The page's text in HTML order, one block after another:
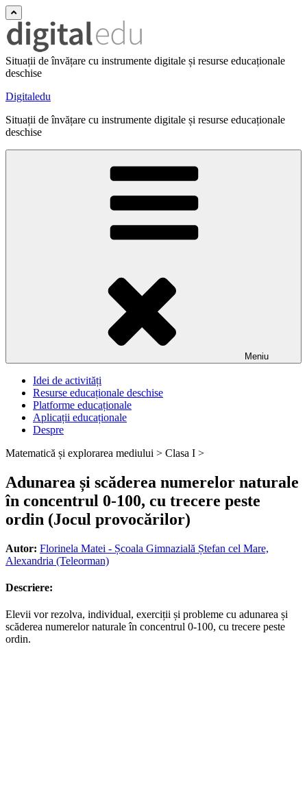
Situații de învățare cu instrumente digitale și resurse educaționale
deschise
Digitaledu
Situații de învățare cu instrumente digitale și resurse educaționale
deschise
Meniu
Idei de activități
Resurse educaționale deschise
Platforme educaționale
Aplicații educaționale
Despre
Matematică și explorarea mediului > Clasa I >
Adunarea și scăderea numerelor naturale
în concentrul 0-100, cu trecere peste
ordin (Jocul provocărilor)
Autor: Florinela Matei - Școala Gimnazială Ștefan cel Mare,
Alexandria (Teleorman)
Descriere:
Elevii vor rezolva, individual, exerciții și probleme cu adunarea și
scăderea numerelor naturale în concentrul 0-100, cu trecere peste
ordin.